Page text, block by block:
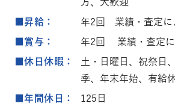
■昇給： 年2回 業績・査定に
■賞与： 年2回 業績・査定に
■休日休暇：
土・日曜日、祝祭日
季、年末年始、有給
■年間休日： 125日